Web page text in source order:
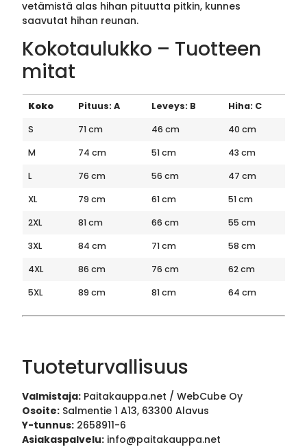
vetämistä alas hihan pituutta pitkin, kunnes
saavutat hihan reunan.
Kokotaulukko – Tuotteen
mitat
Koko Pituus: A Leveys: B
Hiha: C
S
71 cm 46 cm
40 cm
M
74 cm 51 cm
43 cm
L
76 cm 56 cm
47 cm
XL
79 cm 61 cm
51 cm
2XL
81 cm 66 cm
55 cm
3XL
84 cm 71 cm
58 cm
4XL
86 cm 76 cm
62 cm
5XL
89 cm 81 cm 64 cm
Tuoteturvallisuus
Valmistaja: Paitakauppa.net / WebCube Oy
Osoite: Salmentie 1 A13, 63300 Alavus
Y-tunnus: 2658911-6
Asiakaspalvelu: info@paitakauppa.net